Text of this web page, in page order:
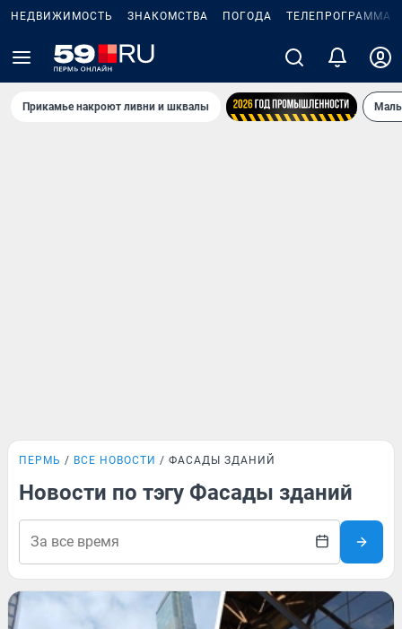
НЕДВИЖИМОСТЬ ЗНАКОМСТВА ПОГОДА ТЕЛЕПРОГРАММА
Прикамье накроют ливни и шквалы
ПЕРМЬ ВСЕ НОВОСТИ ФАСАДЫ ЗДАНИЙ
Новости по тэгу Фасады зданий